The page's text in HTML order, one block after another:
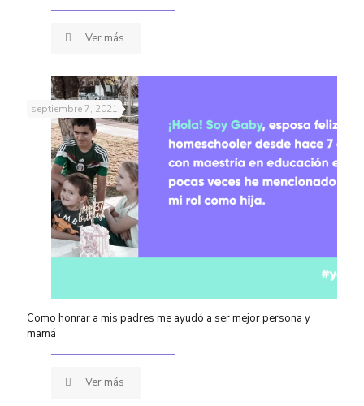
Ver más
septiembre 7, 2021
Como honrar a mis padres me ayudó a ser mejor persona y
mamá
Ver más